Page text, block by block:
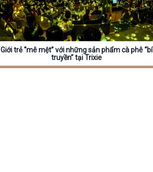
Giới trẻ “mê mệt” với những sản phẩm cà phê “bí
truyền” tại Trixie